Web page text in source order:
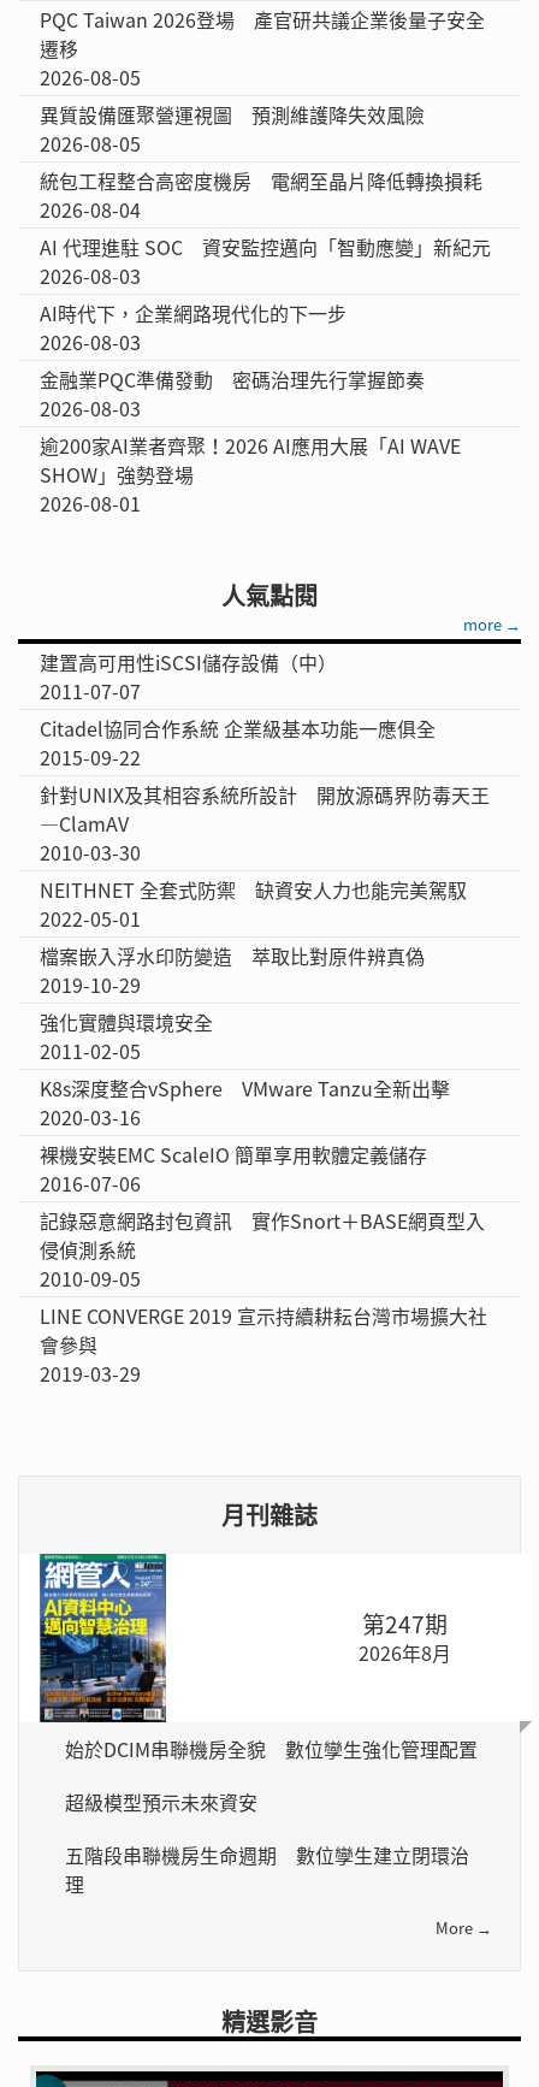
PQC Taiwan 2026登場 產官研共議企業後量子安全
遷移
2026-08-05
異質設備匯聚營運視圖 預測維護降失效風險
2026-08-05
統包工程整合高密度機房 電網至晶片降低轉換損耗
2026-08-04
AI 代理進駐 SOC 資安監控邁向「智動應變」新紀元
2026-08-03
AI時代下，企業網路現代化的下一步
2026-08-03
金融業PQC準備發動 密碼治理先行掌握節奏
2026-08-03
逾200家AI業者齊聚！2026 AI應用大展「AI WAVE
SHOW」強勢登場
2026-08-01
人氣點閱
more →
建置高可用性iSCSI儲存設備（中）
2011-07-07
Citadel協同合作系統 企業級基本功能一應俱全
2015-09-22
針對UNIX及其相容系統所設計 開放源碼界防毒天王
—ClamAV
2010-03-30
NEITHNET 全套式防禦 缺資安人力也能完美駕馭
2022-05-01
檔案嵌入浮水印防變造 萃取比對原件辨真偽
2019-10-29
強化實體與環境安全
2011-02-05
K8s深度整合vSphere VMware Tanzu全新出擊
2020-03-16
裸機安裝EMC ScaleIO 簡單享用軟體定義儲存
2016-07-06
記錄惡意網路封包資訊 實作Snort＋BASE網頁型入
侵偵測系統
2010-09-05
LINE CONVERGE 2019 宣示持續耕耘台灣市場擴大社
會參與
2019-03-29
月刊雜誌
第247期
2026年8月
始於DCIM串聯機房全貌 數位孿生強化管理配置
超級模型預示未來資安
五階段串聯機房生命週期 數位孿生建立閉環治
理
More →
精選影音